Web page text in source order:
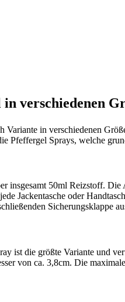
verschiedenen
Variante in verschiedenen
Pfeffergel Sprays, welche
insgesamt 50ml Reizstoff. Die
Jackentasche oder
Sicherungsklappe
ist die größte Variante und
von ca. 3,8cm. Die